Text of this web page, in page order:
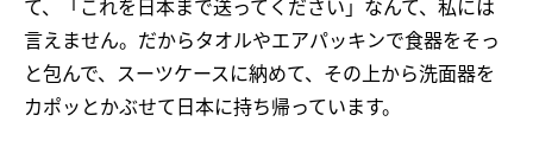
て、「これを日本まで送ってください」なんて、私には
言えません。だからタオルやエアパッキンで食器をそっ
と包んで、スーツケースに納めて、その上から洗面器を
カポッとかぶせて日本に持ち帰っています。